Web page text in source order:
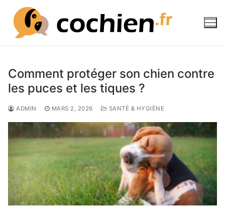
contenu
Comment protéger son chien contre
les puces et les tiques ?
ADMIN MARS 2, 2026 SANTÉ & HYGIÈNE